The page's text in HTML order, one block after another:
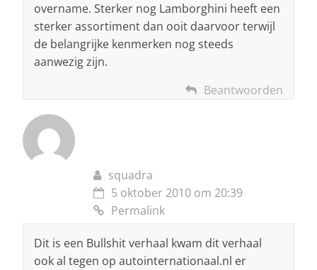
overname. Sterker nog Lamborghini heeft een
sterker assortiment dan ooit daarvoor terwijl
de belangrijke kenmerken nog steeds
aanwezig zijn.
Beantwoorden
squadra
5 oktober 2010 om 20:39
Permalink
Dit is een Bullshit verhaal kwam dit verhaal
ook al tegen op autointernationaal.nl er